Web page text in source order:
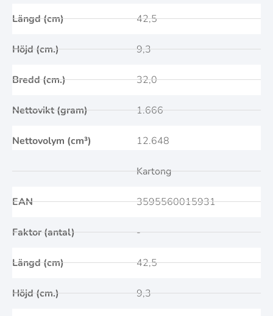
Längd (cm)
Höjd (cm.)
Bredd (cm.)
Nettovikt (gram)
Nettovolym (cm³)
42,5
9,3
32,0
1.666
12.648
EAN
Faktor (antal)
Längd (cm)
Höjd (cm.)
Kartong
3595560015931
-
42,5
9,3